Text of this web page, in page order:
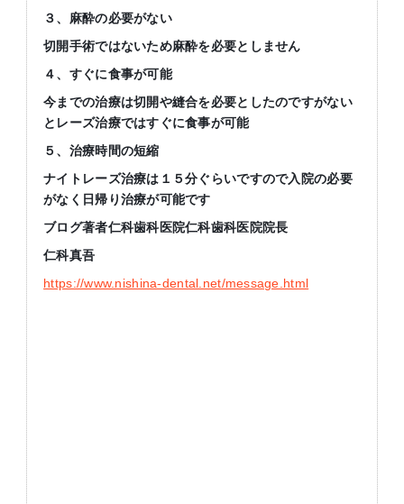
３、麻酔の必要がない
切開手術ではないため麻酔を必要としません
４、すぐに食事が可能
今までの治療は切開や縫合を必要としたのですがない
とレーズ治療ではすぐに食事が可能
５、治療時間の短縮
ナイトレーズ治療は１５分ぐらいですので入院の必要
がなく日帰り治療が可能です
ブログ著者仁科歯科医院仁科歯科医院院長
仁科真吾
https://www.nishina-dental.net/message.html